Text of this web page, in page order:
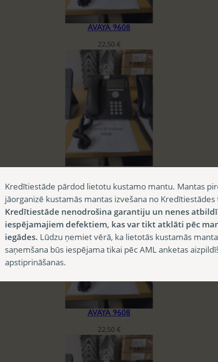
AVAYA 9608
22,50 €
22,50€
AVAYA 9608
22,50 €
Kredītiestāde pārdod lietotu kustamo mantu. Mantas
jāorganizē kustamās mantas izvešana no
Kredītiestāde nenodrošina garantiju un nenes
iespējamajiem defektiem, kas var tikt atklāti pēc
iegādes. Lūdzu ņemiet vērā, ka lietotās kustamās
saņemšana būs iespējama tikai pēc AML anketas
apstiprināšanas.